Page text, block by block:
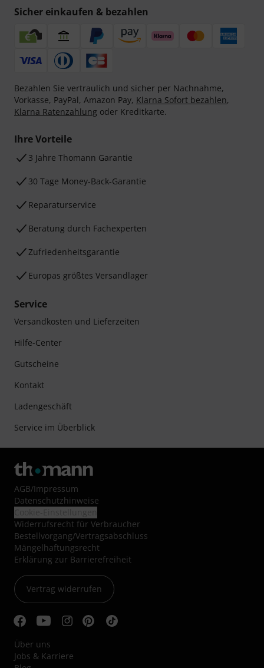
Sicher einkaufen & bezahlen
Bezahlen Sie vertraulich und sicher per Nachnahme,
Vorkasse, PayPal, Amazon Pay, Klarna Sofort bezahlen,
Klarna Ratenzahlung oder Kreditkarte.
Ihre Vorteile
3 Jahre Thomann Garantie
30 Tage Money-Back-Garantie
Reparaturservice
Beratung durch Fachexperten
Zufriedenheitsgarantie
Europas größtes Versandlager
Service
Versandkosten und Lieferzeiten
Hilfe-Center
Gutscheine
Kontakt
Ladengeschäft
Service im Überblick
AGB/Impressum
Datenschutzhinweise
Widerrufsrecht für Verbraucher
Bestellvorgang/Vertragsabschluss
Mängelhaftungsrecht
Erklärung zur Barrierefreiheit
Vertrag widerrufen
Über uns
Jobs & Karriere